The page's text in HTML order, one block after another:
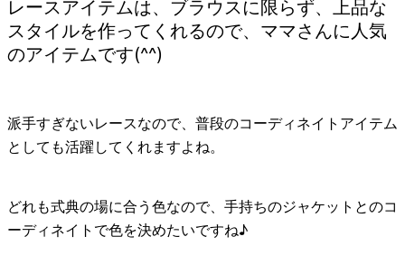
レースアイテムは、ブラウスに限らず、上品な
スタイルを作ってくれるので、ママさんに人気
のアイテムです(^^)
派手すぎないレースなので、普段のコーディネイトアイテム
としても活躍してくれますよね。
どれも式典の場に合う色なので、手持ちのジャケットとのコ
ーディネイトで色を決めたいですね♪